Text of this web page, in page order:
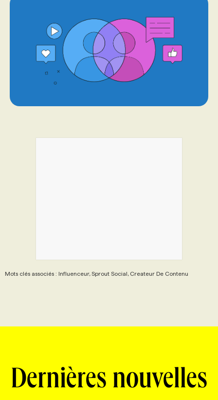
Mots clés associés : Influenceur, Sprout Social, Createur De Contenu
Dernières nouvelles